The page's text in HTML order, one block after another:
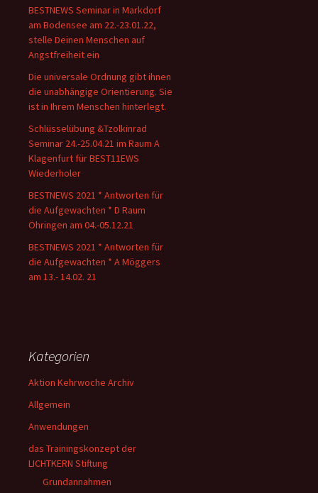
BESTNEWS Seminar in Markdorf
am Bodensee am 22.-23.01.22,
stelle Deinen Menschen auf
Angstfreiheit ein
Die universale Ordnung gibt ihnen
die unabhängige Orientierung. Sie
ist in Ihrem Menschen hinterlegt.
Schlüsselübung &Tzolkinrad
Seminar 24.-25.04.21 im Raum A
Klagenfurt für BEST11EWS
Wiederholer
BESTNEWS 2021 * Antworten für
die Aufgewachten * D Raum
Öhringen am 04.-05.12.21
BESTNEWS 2021 * Antworten für
die Aufgewachten * A Möggers
am 13.- 14.02. 21
Kategorien
Aktion Kehrwoche Archiv
Allgemein
Anwendungen
das Trainingskonzept der
LICHTKERN Stiftung
Grundannahmen